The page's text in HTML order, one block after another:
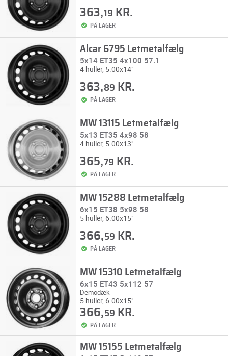
363,19 KR.
PÅ LAGER
Alcar 6795 Letmetalfælg
5x14 ET35 4x100 57.1
4 huller, 5.00x14"
363,89 KR.
PÅ LAGER
MW 13115 Letmetalfælg
5x13 ET35 4x98 58
4 huller, 5.00x13"
365,79 KR.
PÅ LAGER
MW 15288 Letmetalfælg
6x15 ET38 5x98 58
5 huller, 6.00x15"
366,59 KR.
PÅ LAGER
MW 15310 Letmetalfælg
6x15 ET43 5x112 57
Demodæk
5 huller, 6.00x15"
366,59 KR.
PÅ LAGER
MW 15155 Letmetalfælg